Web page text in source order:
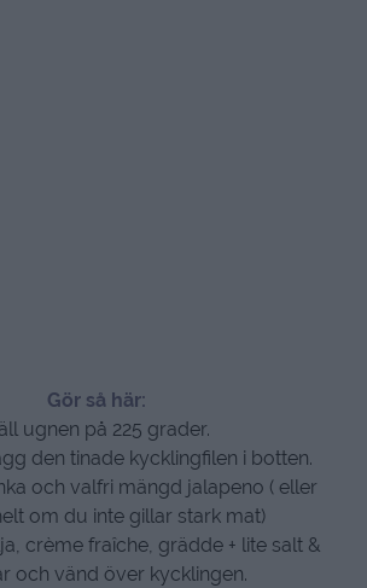
Gör så här:
ugnen på 225 grader.
den tinade kycklingfilen i botten.
och valfri mängd jalapeno ( eller
om du inte gillar stark mat)
crème fraîche, grädde + lite salt &
och vänd över kycklingen.